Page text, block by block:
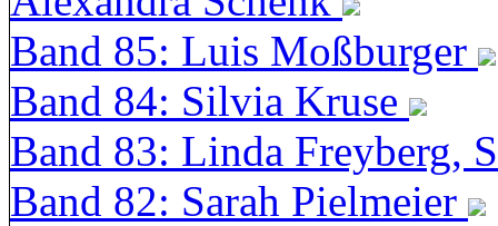
Band 85: Luis Moßburger
Band 84: Silvia Kruse
Band 83: Linda Freyberg,
Band 82: Sarah Pielmeier